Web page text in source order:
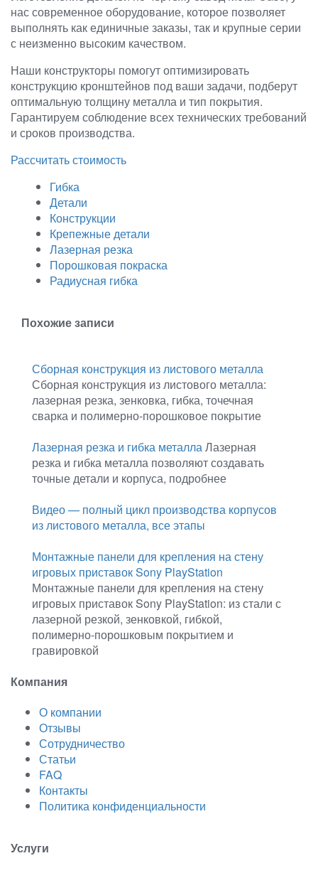
нас современное оборудование, которое позволяет
выполнять как единичные заказы, так и крупные серии
с неизменно высоким качеством.
Наши конструкторы помогут оптимизировать
конструкцию кронштейнов под ваши задачи, подберут
оптимальную толщину металла и тип покрытия.
Гарантируем соблюдение всех технических требований
и сроков производства.
Рассчитать стоимость
Гибка
Детали
Конструкции
Крепежные детали
Лазерная резка
Порошковая покраска
Радиусная гибка
Похожие записи
Сборная конструкция из листового металла
Сборная конструкция из листового металла:
лазерная резка, зенковка, гибка, точечная
сварка и полимерно-порошковое покрытие
Лазерная резка и гибка металлаЛазерная
резка и гибка металла позволяют создавать
точные детали и корпуса, подробнее
Видео — полный цикл производства корпусов
из листового металла, все этапы
Монтажные панели для крепления на стену
игровых приставок Sony PlayStation
Монтажные панели для крепления на стену
игровых приставок Sony PlayStation: из стали с
лазерной резкой, зенковкой, гибкой,
полимерно-порошковым покрытием и
гравировкой
Компания
О компании
Отзывы
Сотрудничество
Статьи
FAQ
Контакты
Политика конфиденциальности
Услуги